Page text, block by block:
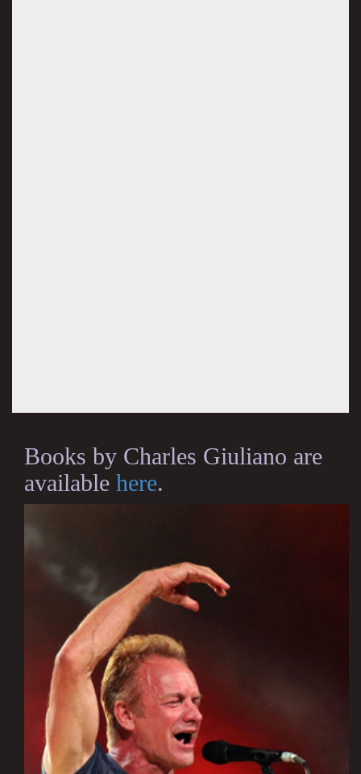
Books by Charles Giuliano are
available here.